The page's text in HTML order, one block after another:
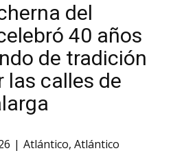
del
40 años
de tradición
las calles de
Atlántico, Atlántico